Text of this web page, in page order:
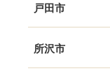
戸田市
所沢市